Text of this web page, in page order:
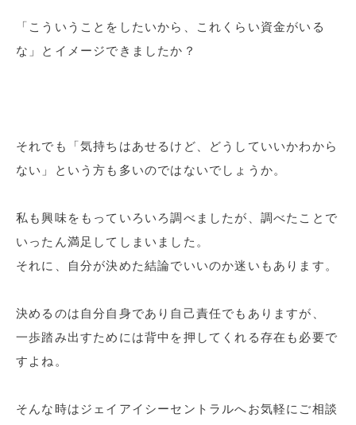
「こういうことをしたいから、これくらい資金がいる
な」とイメージできましたか？
それでも「気持ちはあせるけど、どうしていいかわから
ない」という方も多いのではないでしょうか。
私も興味をもっていろいろ調べましたが、調べたことで
いったん満足してしまいました。
それに、自分が決めた結論でいいのか迷いもあります。
決めるのは自分自身であり自己責任でもありますが、
一歩踏み出すためには背中を押してくれる存在も必要で
すよね。
そんな時はジェイアイシーセントラルへお気軽にご相談